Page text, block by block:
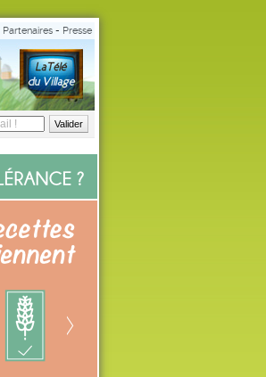
Partenaires - Presse